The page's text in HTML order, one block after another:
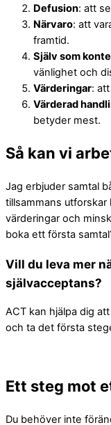
Defusion: att
Närvaro: att
framtid.
Själv som
vänlighet och
Värderingar:
Värderad
betyder mest.
Så kan vi
Jag erbjuder samtal
tillsammans
värderingar och
boka ett första
Vill du leva mer
självacceptans?
ACT kan hjälpa dig
och ta det första
Ett steg mot
Du behöver inte